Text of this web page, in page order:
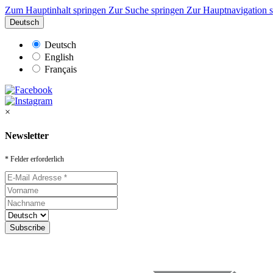
Zum Hauptinhalt springen Zur Suche springen Zur Hauptnavigation
Deutsch
Deutsch
English
Français
×
Newsletter
* Felder erforderlich